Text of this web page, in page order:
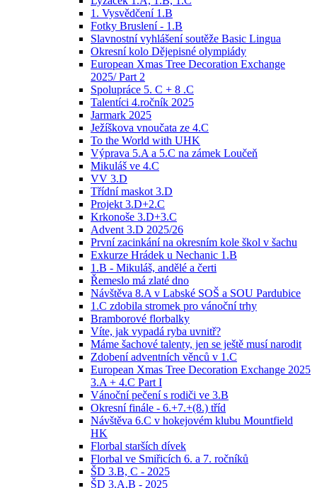
1. Vysvědčení 1.B
Fotky Bruslení - 1.B
Slavnostní vyhlášení soutěže Basic Lingua
Okresní kolo Dějepisné olympiády
European Xmas Tree Decoration Exchange
2025/ Part 2
Spolupráce 5. C + 8 .C
Talentíci 4.ročník 2025
Jarmark 2025
Ježíškova vnoučata ze 4.C
To the World with UHK
Výprava 5.A a 5.C na zámek Loučeň
Mikuláš ve 4.C
VV 3.D
Třídní maskot 3.D
Projekt 3.D+2.C
Krkonoše 3.D+3.C
Advent 3.D 2025/26
První zacinkání na okresním kole škol v šachu
Exkurze Hrádek u Nechanic 1.B
1.B - Mikuláš, andělé a čerti
Řemeslo má zlaté dno
Návštěva 8.A v Labské SOŠ a SOU Pardubice
1.C zdobila stromek pro vánoční trhy
Bramborové florbalky
Víte, jak vypadá ryba uvnitř?
Máme šachové talenty, jen se ještě musí narodit
Zdobení adventních věnců v 1.C
European Xmas Tree Decoration Exchange 2025
3.A + 4.C Part I
Vánoční pečení s rodiči ve 3.B
Okresní finále - 6.+7.+(8.) tříd
Návštěva 6.C v hokejovém klubu Mountfield
HK
Florbal starších dívek
Florbal ve Smiřicích 6. a 7. ročníků
ŠD 3.B, C - 2025
ŠD 3.A,B - 2025